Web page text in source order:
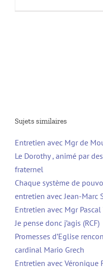
Sujets similaires
Entretien avec Mgr de
Le Dorothy , animé par
fraternel
Chaque système de
entretien avec Jean-Marc
Entretien avec Mgr
Je pense donc j’agis (RCF)
Promesses d’Eglise
cardinal Mario Grech
Entretien avec Véronique